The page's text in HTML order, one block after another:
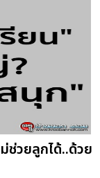
ช่วยลูกได้..ด้วย